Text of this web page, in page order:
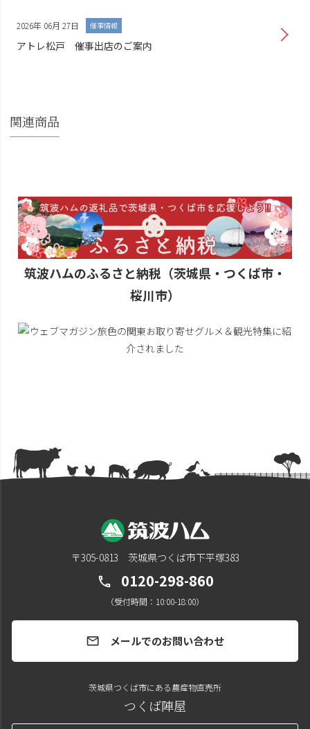
2026年 06月 27日 催事情報
アトレ松戸 催事出店のご案内
関連商品
筑波ハムのふるさと納税（茨城県・つくば市・
桜川市）
〒305-0813 茨城県つくば市下平塚383
call 0120-298-860
（受付時間：10:00-18:00）
mail メールでのお問い合わせ
茨城県つくば市にある農産物直売所
つくば陣屋